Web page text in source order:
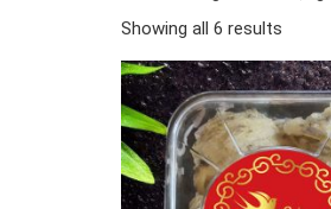
Showing all 6 results